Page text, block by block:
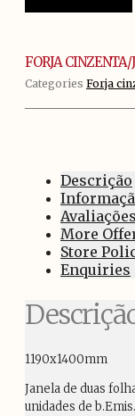
1190x1400
mm
FORJA
Categories Forja
Descrição
More
Store
Enquiries
1190x1400mm
Janela de duas
unidades de